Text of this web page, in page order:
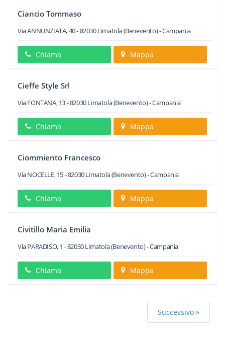
Ciancio Tommaso
Via ANNUNZIATA, 40-82030Limatola(Benevento) -Campania
Chiama Mappa
Cieffe Style Srl
Via FONTANA, 13-82030Limatola(Benevento) -Campania
Chiama Mappa
Ciommiento Francesco
Via NOCELLE, 15-82030Limatola(Benevento) -Campania
Chiama Mappa
Civitillo Maria Emilia
Via PARADISO, 1 -82030Limatola(Benevento) -Campania
Chiama Mappa
Successivo »